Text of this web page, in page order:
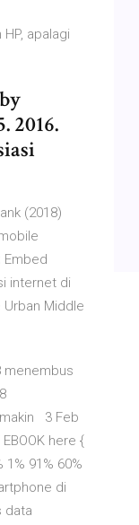
apalagi
2016.
(2018)
Embed
internet di
Urban Middle
menembus
3 Feb
EBOOK here {
1% 91% 60%
di
data